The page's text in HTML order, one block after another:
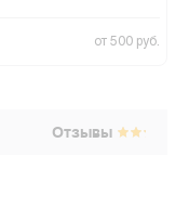
от 500 руб.
Отзывы